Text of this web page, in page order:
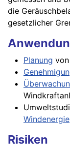
die
gesetzlicher
Planung
Windenergie
Risiken